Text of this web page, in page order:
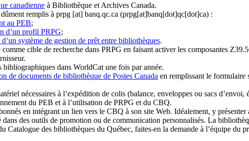
canadienne à Bibliothèque et Archives Canada.
remplis à prpg [at] banq.qc.ca (prpg[at]banq[dot]qc[dot]ca) :
au PEB;
d’un profil PRPG;
système de gestion de prêt entre bibliothèques.
cible de recherche dans PRPG en faisant activer les composantes
.
bibliographiques dans WorldCat une fois par année.
de documents de bibliothèque de Postes Canada en remplissant le formulaire
nécessaires à l’expédition de colis (balance, enveloppes ou sacs d’envoi,
du PEB et à l’utilisation de PRPG et du CBQ.
en intégrant un lien vers le CBQ à son site Web. Idéalement, y
des outils de promotion ou de communication personnalisés. La
Catalogue des bibliothèques du Québec, faites-en la demande à l’équipe du